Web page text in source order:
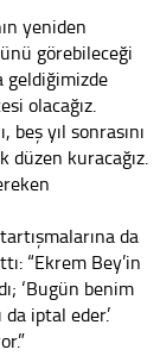
yeniden
görebileceği
geldiğimizde
olacağız.
yıl sonrasını
düzen kuracağız.
da
“Ekrem Bey’in
‘Bugün benim
iptal eder.’